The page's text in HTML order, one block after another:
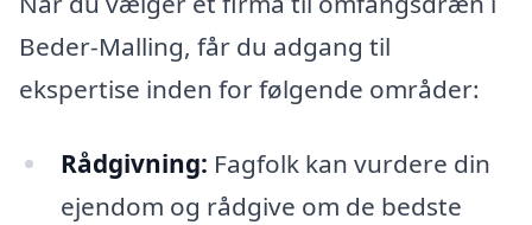
Beder-Malling, får du adgang til
ekspertise inden for følgende områder:
Rådgivning: Fagfolk kan vurdere din
ejendom og rådgive om de bedste